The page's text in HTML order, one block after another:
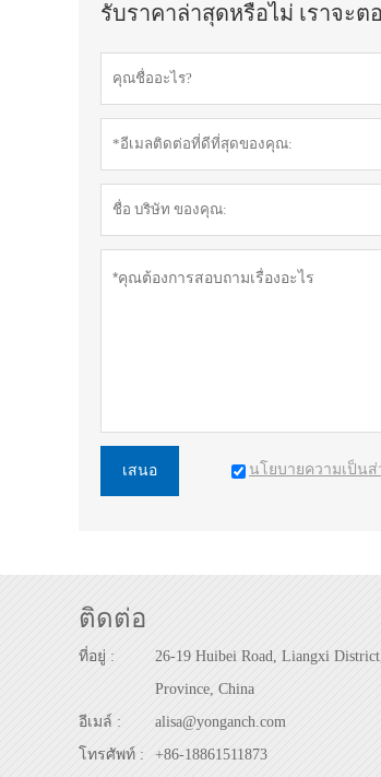
รับราคาล่าสุดหรือไม่ เราจะ
เสนอ นโยบายความเป็น
ติดต่อ
ที่อยู่ :
26-19 Huibei Road, Liangxi
Province, China
อีเมล์ :
alisa@yonganch.com
โทรศัพท์ :
+86-18861511873